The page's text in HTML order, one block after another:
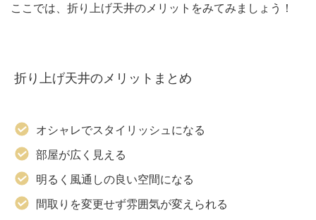
ここでは、折り上げ天井のメリットをみてみましょう！
折り上げ天井のメリットまとめ
オシャレでスタイリッシュになる
部屋が広く見える
明るく風通しの良い空間になる
間取りを変更せず雰囲気が変えられる